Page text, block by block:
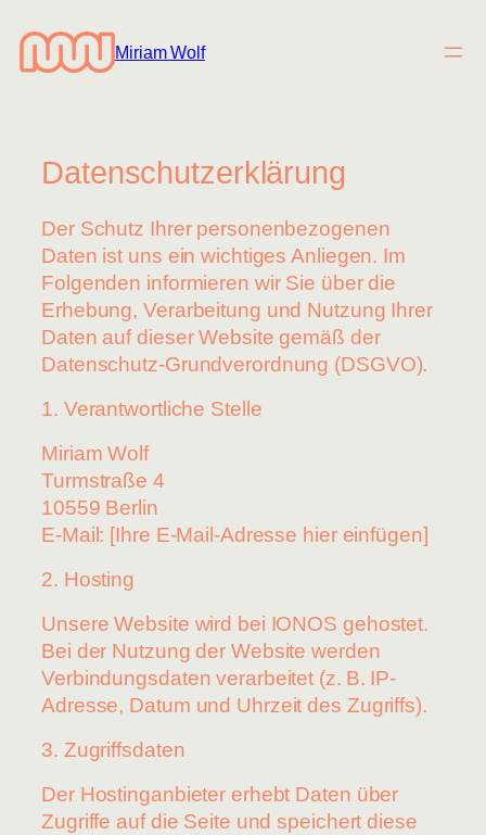
Inhalt
springen
Miriam Wolf
Datenschutzerklärung
Der Schutz Ihrer personenbezogenen
Daten ist uns ein wichtiges Anliegen. Im
Folgenden informieren wir Sie über die
Erhebung, Verarbeitung und Nutzung Ihrer
Daten auf dieser Website gemäß der
Datenschutz-Grundverordnung (DSGVO).
1. Verantwortliche Stelle
Miriam Wolf
Turmstraße 4
10559 Berlin
E-Mail: [Ihre E-Mail-Adresse hier einfügen]
2. Hosting
Unsere Website wird bei IONOS gehostet.
Bei der Nutzung der Website werden
Verbindungsdaten verarbeitet (z. B. IP-
Adresse, Datum und Uhrzeit des Zugriffs).
3. Zugriffsdaten
Der Hostinganbieter erhebt Daten über
Zugriffe auf die Seite und speichert diese